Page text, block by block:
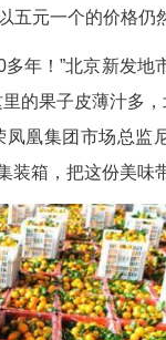
红生态农业
国内外鲜果